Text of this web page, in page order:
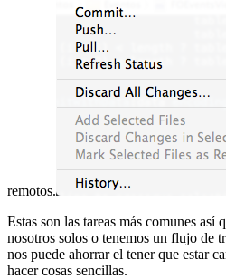
remotos.
Estas son las tareas más comunes así
nosotros solos o tenemos un flujo de
nos puede ahorrar el tener que estar
hacer cosas sencillas.